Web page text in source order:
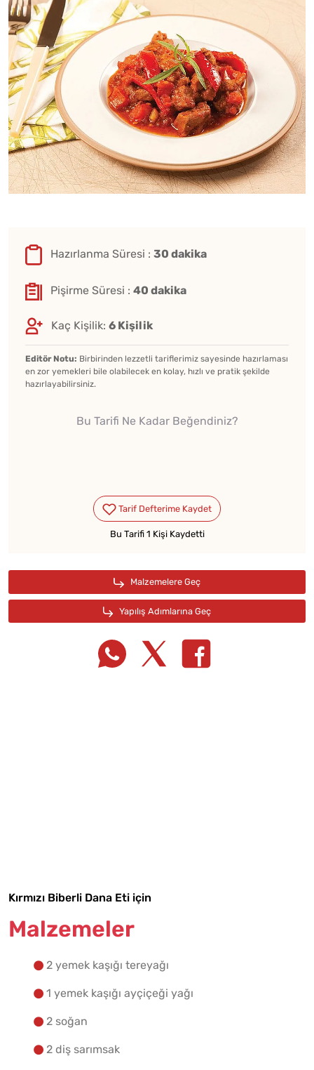
Hazırlanma Süresi : 30 dakika
Pişirme Süresi : 40 dakika
Kaç Kişilik: 6 Kişilik
Editör Notu: Birbirinden lezzetli tariflerimiz sayesinde hazırlaması
en zor yemekleri bile olabilecek en kolay, hızlı ve pratik şekilde
hazırlayabilirsiniz.
Bu Tarifi Ne Kadar Beğendiniz?
Bu Tarifi 1 Kişi Kaydetti
Kırmızı Biberli Dana Eti için
Malzemeler
2 yemek kaşığı tereyağı
1 yemek kaşığı ayçiçeği yağı
2 soğan
2 diş sarımsak